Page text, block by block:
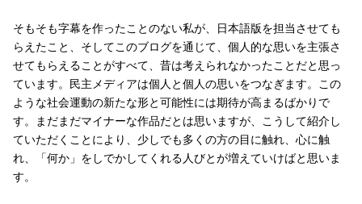
そもそも字幕を作ったことのない私が、日本語版を担当させても
らえたこと、そしてこのブログを通じて、個人的な思いを主張さ
せてもらえることがすべて、昔は考えられなかったことだと思っ
ています。民主メディアは個人と個人の思いをつなぎます。この
ような社会運動の新たな形と可能性には期待が高まるばかりで
す。まだまだマイナーな作品だとは思いますが、こうして紹介し
ていただくことにより、少しでも多くの方の目に触れ、心に触
れ、「何か」をしでかしてくれる人びとが増えていけばと思いま
す。